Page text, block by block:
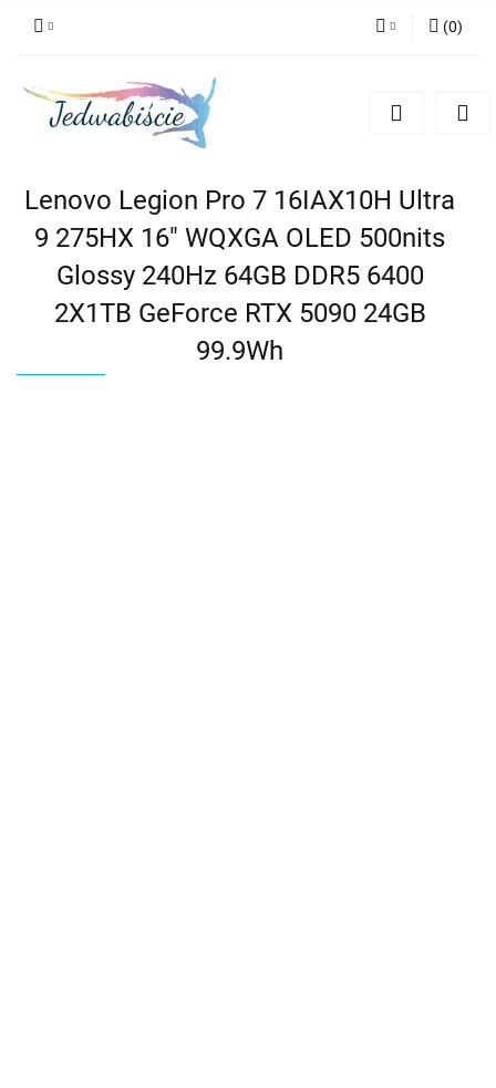
Zarejestruj się
(0)
Lenovo Legion Pro 7 16IAX10H Ultra
9 275HX 16" WQXGA OLED 500nits
Glossy 240Hz 64GB DDR5 6400
2X1TB GeForce RTX 5090 24GB
99.9Wh